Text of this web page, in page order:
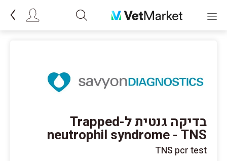
בדיקה גנטית ל-Trapped
neutrophil syndrome - TNS
TNS pcr test